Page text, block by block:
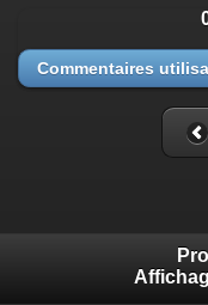
Commentaires